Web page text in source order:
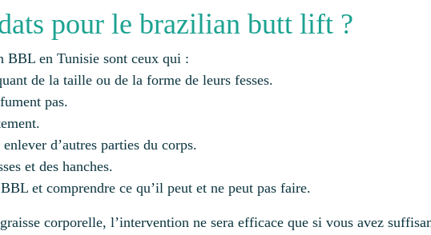
pour le brazilian butt lift ?
BBL en Tunisie sont ceux qui :
de la taille ou de la forme de leurs fesses.
pas.
d’autres parties du corps.
et des hanches.
et comprendre ce qu’il peut et ne peut pas faire.
corporelle, l’intervention ne sera efficace que si vous avez